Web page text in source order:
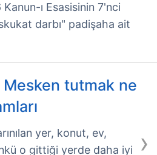
ı Esasisinin 7'nci
darbı" padişaha ait
tutmak ne
›
yer, konut, ev,
o gittiği yerde daha iyi